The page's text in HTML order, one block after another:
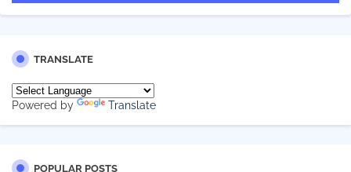
TRANSLATE
Powered by Translate
POPULAR POSTS